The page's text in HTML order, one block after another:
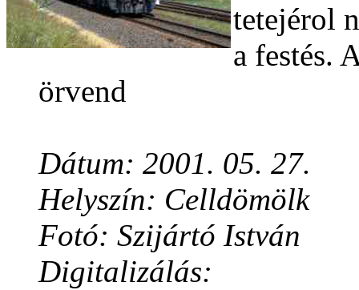
tetejérol
a festés.
örvend
Dátum: 2001. 05. 27.
Helyszín: Celldömölk
Fotó: Szijártó István
Digitalizálás: